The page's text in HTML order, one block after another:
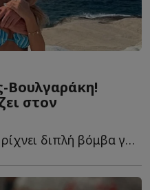
Βουλγαράκη!
στον
Ο Κωστής Ραπτόπουλος ρίχνει διπλή βόμβα για τον Φώτη Ι...